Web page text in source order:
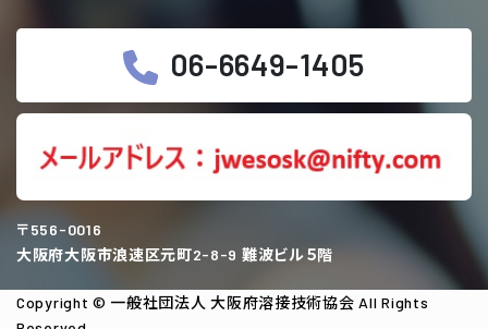
06-6649-1405
〒556-0016
大阪府大阪市浪速区元町2-8-9 難波ビル５階
Copyright © 一般社団法人 大阪府溶接技術協会 All Rights